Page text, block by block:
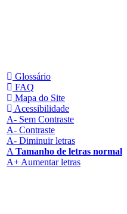
Glossário
FAQ
Mapa do Site
Acessibilidade
A- Sem Contraste
A- Contraste
A- Diminuir letras
A Tamanho de letras normal
A+ Aumentar letras